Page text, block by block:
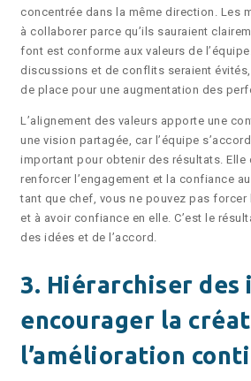
concentrée dans la même direction. Les
à collaborer parce qu’ils sauraient
font est conforme aux valeurs de
discussions et de conflits seraient
de place pour une augmentation des
L’alignement des valeurs apporte une
une vision partagée, car l’équipe
important pour obtenir des résultats. Elle
renforcer l’engagement et la confiance
tant que chef, vous ne pouvez pas forcer
et à avoir confiance en elle. C’est le
des idées et de l’accord.
3. Hiérarchiser des
encourager la
l’amélioration